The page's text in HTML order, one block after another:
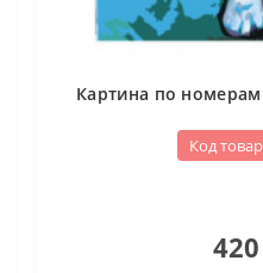
Картина по
Код